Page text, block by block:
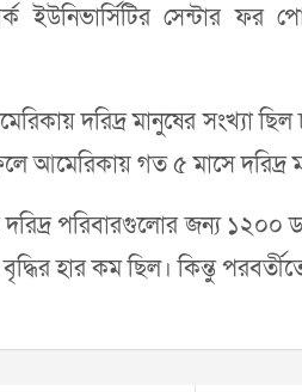
ইউনিভার্সিটির সেন্টার ফর
দরিদ্র মানুষের সংখ্যা ছিল
আমেরিকায় গত ৫ মাসে দরিদ্র
পরিবারগুলোর জন্য ১২০০
হার কম ছিল। কিন্তু